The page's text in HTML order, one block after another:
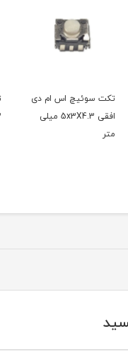
تکت سوئیچ اس ام دی
4X3X4.3 میلی متر